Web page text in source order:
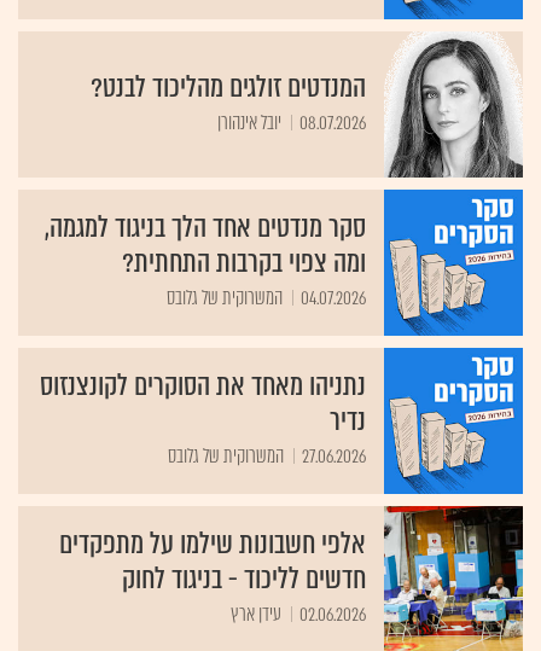
המנדטים זולגים מהליכוד לבנט?
08.07.2026 יובל אינהורן
סקר מנדטים אחד הלך בניגוד למגמה,
ומה צפוי בקרבות התחתית?
04.07.2026 המשרוקית של גלובס
נתניהו מאחד את הסוקרים לקונצנזוס
נדיר
27.06.2026 המשרוקית של גלובס
אלפי חשבונות שילמו על מתפקדים
חדשים לליכוד - בניגוד לחוק
02.06.2026 עידן ארץ